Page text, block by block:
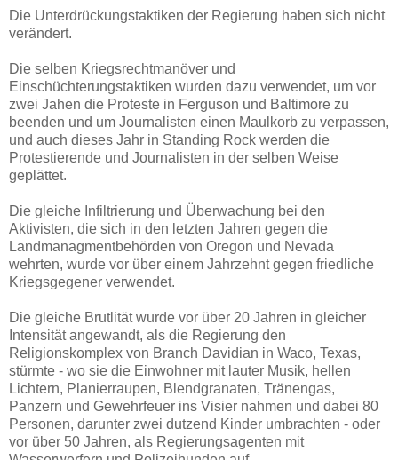
Die Unterdrückungstaktiken der Regierung haben sich nicht
verändert.
Die selben Kriegsrechtmanöver und
Einschüchterungstaktiken wurden dazu verwendet, um vor
zwei Jahen die Proteste in Ferguson und Baltimore zu
beenden und um Journalisten einen Maulkorb zu verpassen,
und auch dieses Jahr in Standing Rock werden die
Protestierende und Journalisten in der selben Weise
geplättet.
Die gleiche Infiltrierung und Überwachung bei den
Aktivisten, die sich in den letzten Jahren gegen die
Landmanagmentbehörden von Oregon und Nevada
wehrten, wurde vor über einem Jahrzehnt gegen friedliche
Kriegsgegener verwendet.
Die gleiche Brutlität wurde vor über 20 Jahren in gleicher
Intensität angewandt, als die Regierung den
Religionskomplex von Branch Davidian in Waco, Texas,
stürmte - wo sie die Einwohner mit lauter Musik, hellen
Lichtern, Planierraupen, Blendgranaten, Tränengas,
Panzern und Gewehrfeuer ins Visier nahmen und dabei 80
Personen, darunter zwei dutzend Kinder umbrachten - oder
vor über 50 Jahren, als Regierungsagenten mit